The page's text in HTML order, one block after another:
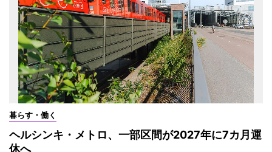
暮らす・働く
ヘルシンキ・メトロ、一部区間が2027年に7カ月運
休へ